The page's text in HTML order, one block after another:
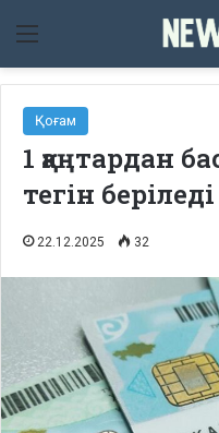
Мәзір
Қоғам
1 қаңтардан
тегін беріледі
22.12.2025 32